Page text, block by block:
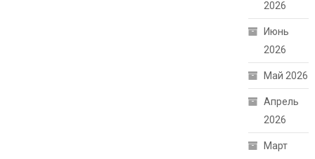
2026
Июнь
2026
Май 2026
Апрель
2026
Март